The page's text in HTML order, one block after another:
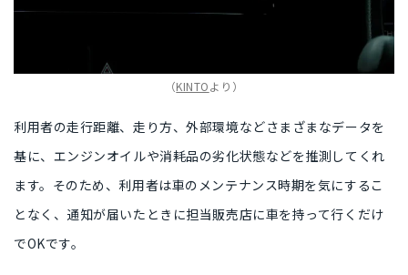
（KINTOより）
利用者の走行距離、走り方、外部環境などさまざまなデータを
基に、 エンジンオイルや消耗品の劣化状態などを推測 してくれ
ます。そのため、利用者は車のメンテナンス時期を気にするこ
となく、 通知が届いたときに担当販売店に車を持って行くだけ
でOKです。